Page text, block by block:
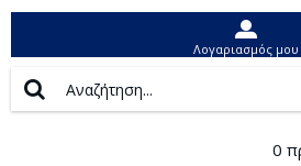
Λογαριασμός μου
0